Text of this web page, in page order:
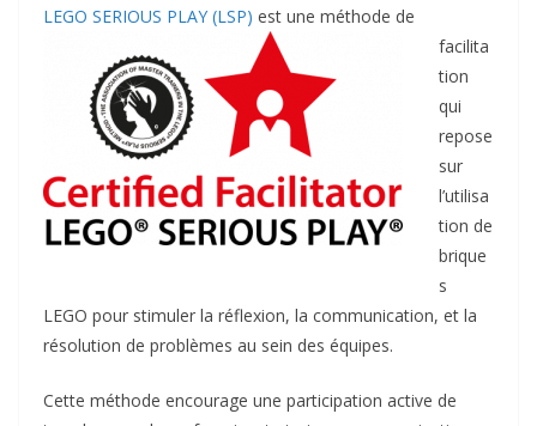
LEGO SERIOUS PLAY (LSP) est une méthode de
facilita
tion
qui
repose
sur
l’utilisa
tion de
brique
s
LEGO pour stimuler la réflexion, la communication, et la
résolution de problèmes au sein des équipes.
Cette méthode encourage une participation active de